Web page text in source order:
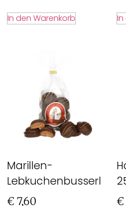
In den Warenkorb
Marillen-
Lebkuchenbusserl
€ 7,60 €